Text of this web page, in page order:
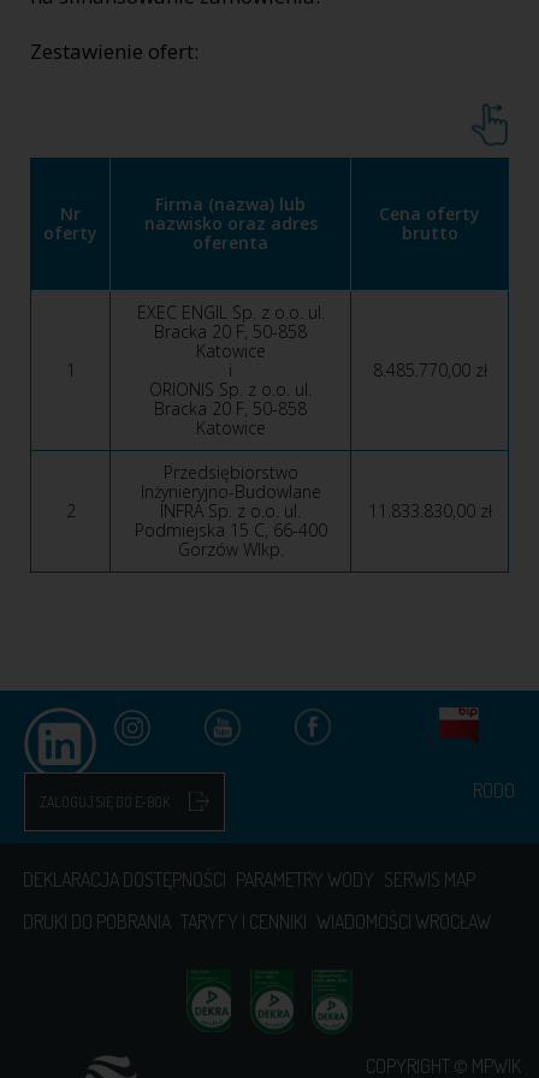
Zestawienie ofert:
Nr
oferty
Firma (nazwa) lub
nazwisko oraz adres
oferenta
Cena oferty
brutto
1
EXEC ENGIL Sp. z o.o. ul.
Bracka 20 F, 50-858
Katowice
i
ORIONIS Sp. z o.o. ul.
Bracka 20 F, 50-858
Katowice
8.485.770,00 zł
2
Przedsiębiorstwo
Inżynieryjno-Budowlane
INFRA Sp. z o.o. ul.
Podmiejska 15 C, 66-400
Gorzów Wlkp.
11.833.830,00 zł
ZALOGUJ SIĘ DO E-BOK
DEKLARACJA DOSTĘPNOŚCI PARAMETRY WODY SERWIS MAP
DRUKI DO POBRANIA TARYFY I CENNIKI WIADOMOŚCI WROCŁAW
RODO
COPYRIGHT © MPWIK